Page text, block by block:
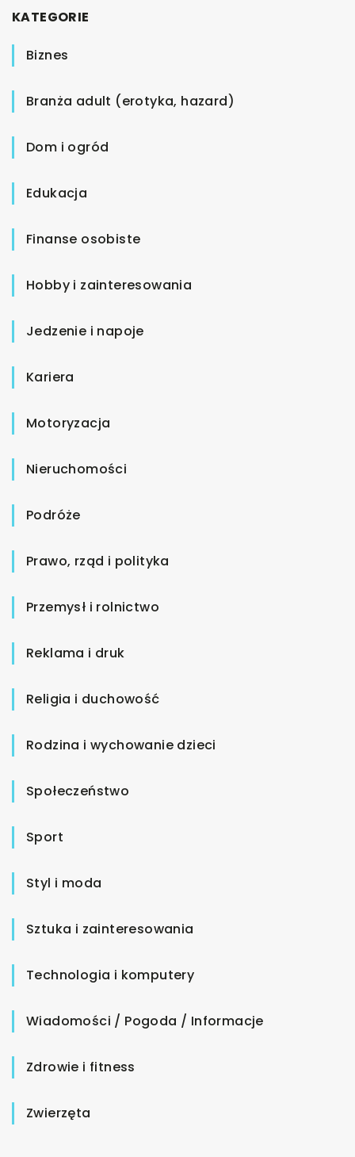
KATEGORIE
Biznes
Branża adult (erotyka, hazard)
Dom i ogród
Edukacja
Finanse osobiste
Hobby i zainteresowania
Jedzenie i napoje
Kariera
Motoryzacja
Nieruchomości
Podróże
Prawo, rząd i polityka
Przemysł i rolnictwo
Reklama i druk
Religia i duchowość
Rodzina i wychowanie dzieci
Społeczeństwo
Sport
Styl i moda
Sztuka i zainteresowania
Technologia i komputery
Wiadomości / Pogoda / Informacje
Zdrowie i fitness
Zwierzęta